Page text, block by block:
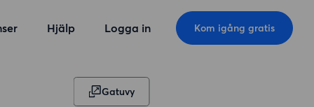
Hjälp Logga in Kom igång gratis
Gatuvy